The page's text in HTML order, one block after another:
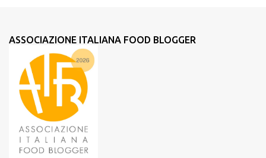
ASSOCIAZIONE ITALIANA FOOD BLOGGER